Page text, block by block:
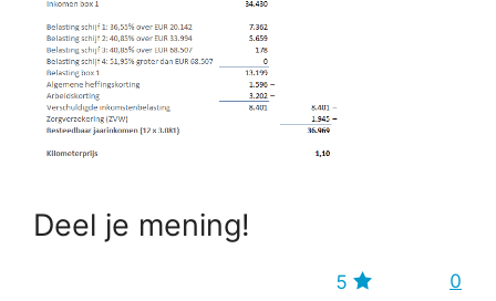
Deel je mening!
5
0